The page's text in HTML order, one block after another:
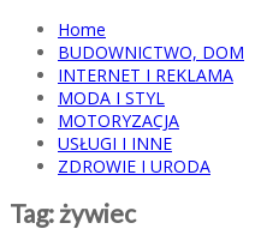
Home
BUDOWNICTWO, DOM
INTERNET I REKLAMA
MODA I STYL
MOTORYZACJA
USŁUGI I INNE
ZDROWIE I URODA
Tag:żywiec